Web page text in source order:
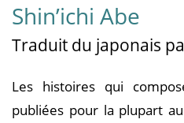
Shin’ichi Abe
Traduit du japonais
Les histoires qui
publiées pour la plupart